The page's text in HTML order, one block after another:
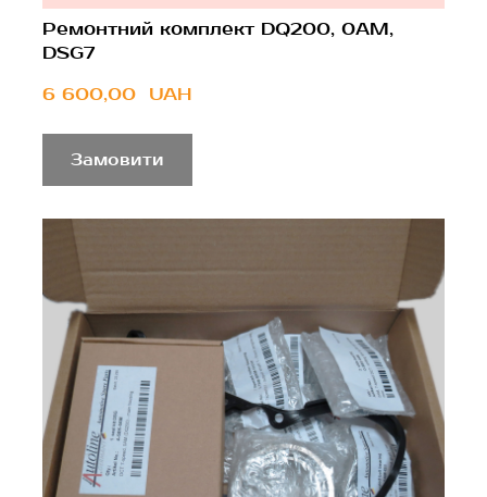
Ремонтний комплект DQ200, 0AM,
DSG7
6 600,00  UAH
Замовити